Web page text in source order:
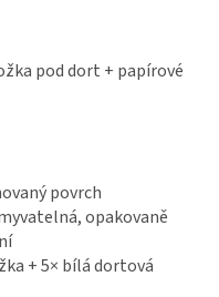
pod dort + papírové
povrch
opakovaně
+ 5× bílá dortová